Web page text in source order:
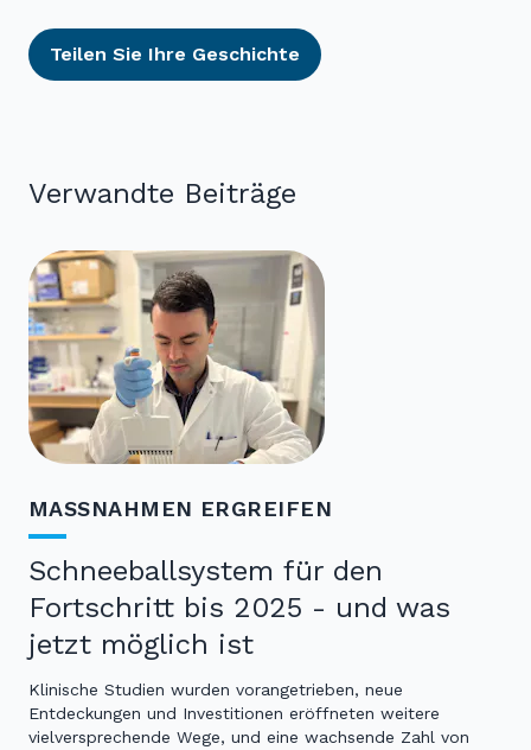
Teilen Sie Ihre Geschichte
Verwandte Beiträge
MASSNAHMEN ERGREIFEN
Schneeballsystem für den
Fortschritt bis 2025 - und was
jetzt möglich ist
Klinische Studien wurden vorangetrieben, neue
Entdeckungen und Investitionen eröffneten weitere
vielversprechende Wege, und eine wachsende Zahl von